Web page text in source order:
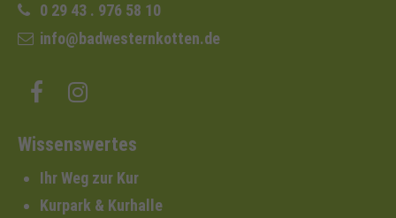
0 29 43 . 976 58 10
info@badwesternkotten.de
Wissenswertes
Ihr Weg zur Kur
Kurpark & Kurhalle